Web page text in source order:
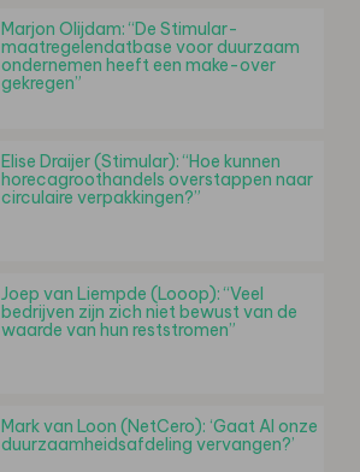
Marjon Olijdam: “De Stimular-
maatregelendatbase voor duurzaam
ondernemen heeft een make-over
gekregen”
Elise Draijer (Stimular): “Hoe kunnen
horecagroothandels overstappen naar
circulaire verpakkingen?”
Joep van Liempde (Looop): “Veel
bedrijven zijn zich niet bewust van de
waarde van hun reststromen”
Mark van Loon (NetCero): ‘Gaat AI onze
duurzaamheidsafdeling vervangen?’